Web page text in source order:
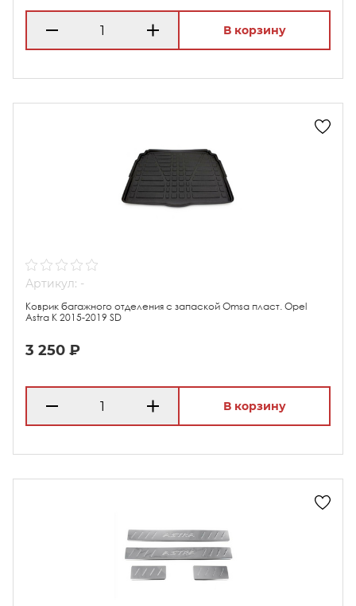
В корзину
Артикул: -
Коврик багажного отделения с запаской Omsa пласт. Opel
Astra K 2015-2019 SD
3 250 ₽
В корзину